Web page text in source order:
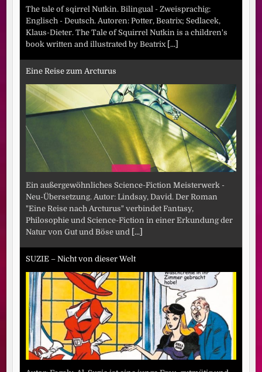
The tale of sqirrel Nutkin. Bilingual - Zweisprachig:
Englisch - Deutsch. Autoren: Potter, Beatrix; Sedlacek,
Klaus-Dieter. The Tale of Squirrel Nutkin is a children's
book written and illustrated by Beatrix [...]
Eine Reise zum Arcturus
Ein außergewöhnliches Science-Fiction Meisterwerk -
Neu-Übersetzung. Autor: Lindsay, David. Der Roman
"Eine Reise nach Arcturus" verbindet Fantasy,
Philosophie und Science-Fiction in einer Erkundung der
Natur von Gut und Böse und [...]
SUZIE – Nicht von dieser Welt